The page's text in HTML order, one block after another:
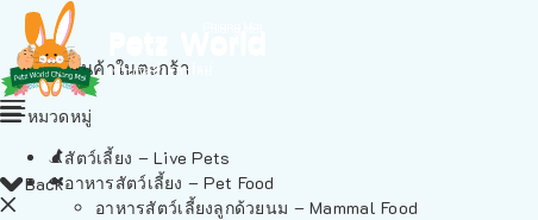
ไม่มีสินค้าในตะกร้า
Back
หมวดหมู่
สัตว์เลี้ยง – Live Pets
อาหารสัตว์เลี้ยง – Pet Food
อาหารสัตว์เลี้ยงลูกด้วยนม – Mammal Food